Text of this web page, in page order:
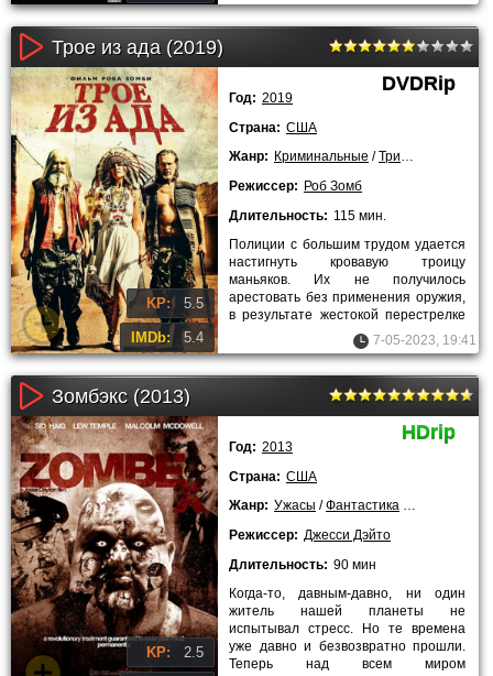
Трое из ада (2019)
KP: 5.5
IMDb: 5.4
DVDRip
Год: 2019
Страна: США
Жанр: Криминальные /Триллеры
Режиссер: Роб Зомб
Длительность: 115 мин.
Полиции с большим трудом удается
настигнуть кровавую троицу
маньяков. Их не получилось
арестовать без применения оружия,
в результате жестокой перестрелке
преступники сильно пострадали. Их
7-05-2023, 19:41
Зомбэкс (2013)
KP: 2.5
HDrip
Год: 2013
Страна: США
Жанр: Ужасы /Фантастика Триллеры
Режиссер: Джесси Дэйто
Длительность: 90 мин
Когда-то, давным-давно, ни один
житель нашей планеты не
испытывал стресс. Но те времена
уже давно и безвозвратно прошли.
Теперь над всем миром